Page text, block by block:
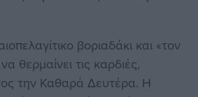
βοριαδάκι και «τον
θερμαίνει τις καρδιές,
την Καθαρά Δευτέρα. Η